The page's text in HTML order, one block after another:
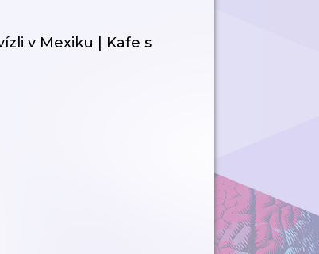
v Mexiku | Kafe s